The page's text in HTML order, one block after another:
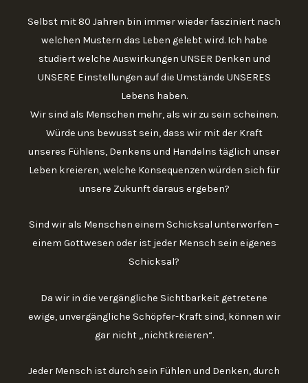
Selbst mit 80 Jahren bin immer wieder fasziniert nach
welchen Mustern das Leben gelebt wird. Ich habe
studiert welche Auswirkungen UNSER Denken und
UNSERE Einstellungen auf die Umstände UNSERES
Lebens haben.
Wir sind als Menschen mehr, als wir zu sein scheinen.
Würde uns bewusst sein, dass wir mit der Kraft
unseres Fühlens, Denkens und Handelns täglich unser
Leben kreieren, welche Konsequenzen würden sich für
unsere Zukunft daraus ergeben?
Sind wir als Menschen einem Schicksal unterworfen –
einem Gottwesen oder ist jeder Mensch sein eigenes
Schicksal?
Da wir in die vergängliche Sichtbarkeit getretene
ewige, unvergängliche Schöpfer-Kraft sind, können wir
gar nicht „nichtkreieren“.
Jeder Mensch ist durch sein Fühlen und Denken, durch